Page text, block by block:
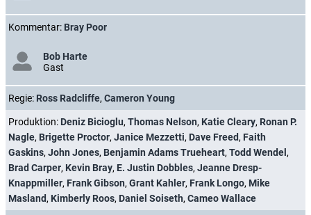
Kommentar: Bray Poor
Bob Harte
Gast
Regie: Ross Radcliffe, Cameron Young
Produktion: Deniz Bicioglu, Thomas Nelson, Katie Cleary, Ronan P.
Nagle, Brigette Proctor, Janice Mezzetti, Dave Freed, Faith
Gaskins, John Jones, Benjamin Adams Trueheart, Todd Wendel,
Brad Carper, Kevin Bray, E. Justin Dobbles, Jeanne Dresp-
Knappmiller, Frank Gibson, Grant Kahler, Frank Longo, Mike
Masland, Kimberly Roos, Daniel Soiseth, Cameo Wallace